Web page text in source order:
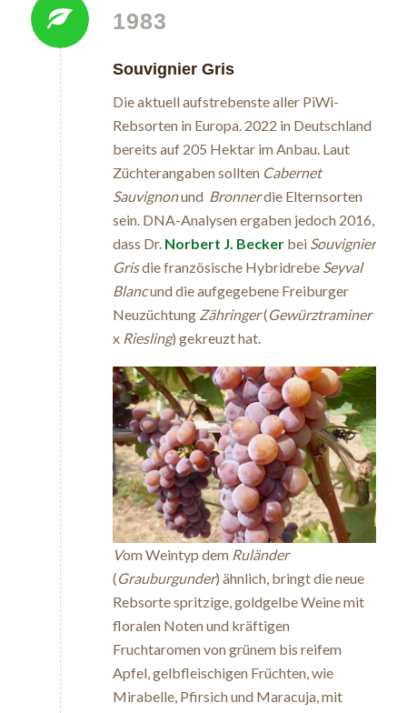
1983
Souvignier Gris
Die aktuell aufstrebenste aller PiWi-
Rebsorten in Europa. 2022 in Deutschland
bereits auf 205 Hektar im Anbau. Laut
Züchterangaben sollten Cabernet
Sauvignonund Bronnerdie Elternsorten
sein. DNA-Analysen ergaben jedoch 2016,
dass Dr. Norbert J. Beckerbei Souvignier
Grisdie französische Hybridrebe Seyval
Blancund die aufgegebene Freiburger
Neuzüchtung Zähringer(Gewürztraminer
x Riesling) gekreuzt hat.
Vom Weintyp dem Ruländer
(Grauburgunder) ähnlich, bringt die neue
Rebsorte spritzige, goldgelbe Weine mit
floralen Noten und kräftigen
Fruchtaromen von grünem bis reifem
Apfel, gelbfleischigen Früchten, wie
Mirabelle, Pfirsich und Maracuja, mit